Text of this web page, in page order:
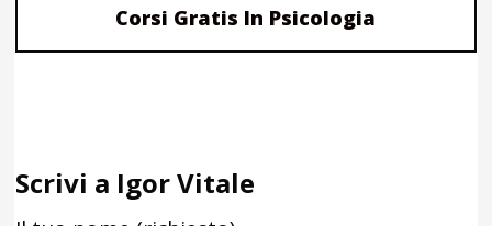
Corsi Gratis In Psicologia
Scrivi a Igor Vitale